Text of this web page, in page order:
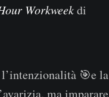
Workweekdi
🎯e la
ma imparare